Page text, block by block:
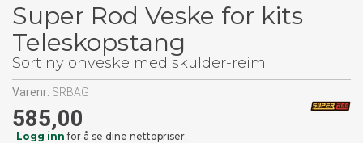
Super Rod Veske for kits
Teleskopstang
Sort nylonveske med skulder-reim
Varenr: SRBAG
585,00
Logg inn for å se dine nettopriser.